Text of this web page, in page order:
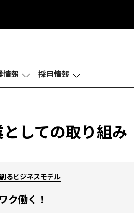
情報 採⽤情報
しての取り組み
るビジネスモデル
ク働く！